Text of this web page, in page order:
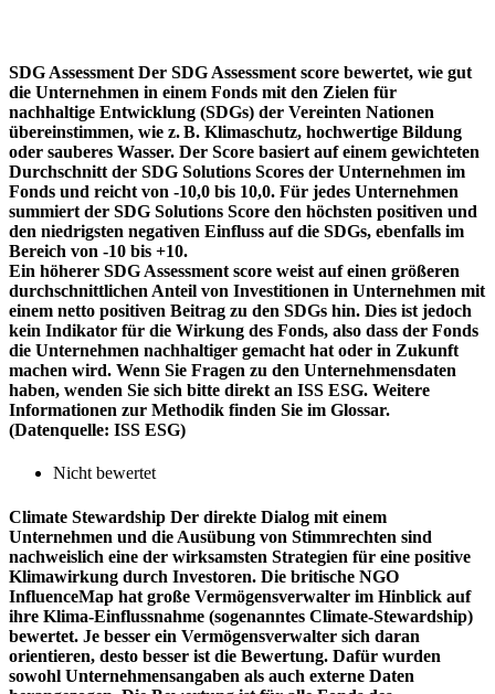
SDG Assessment Der SDG Assessment score bewertet, wie gut
die Unternehmen in einem Fonds mit den Zielen für
nachhaltige Entwicklung (SDGs) der Vereinten Nationen
übereinstimmen, wie z. B. Klimaschutz, hochwertige Bildung
oder sauberes Wasser. Der Score basiert auf einem gewichteten
Durchschnitt der SDG Solutions Scores der Unternehmen im
Fonds und reicht von -10,0 bis 10,0. Für jedes Unternehmen
summiert der SDG Solutions Score den höchsten positiven und
den niedrigsten negativen Einfluss auf die SDGs, ebenfalls im
Bereich von -10 bis +10.
Ein höherer SDG Assessment score weist auf einen größeren
durchschnittlichen Anteil von Investitionen in Unternehmen mit
einem netto positiven Beitrag zu den SDGs hin. Dies ist jedoch
kein Indikator für die Wirkung des Fonds, also dass der Fonds
die Unternehmen nachhaltiger gemacht hat oder in Zukunft
machen wird. Wenn Sie Fragen zu den Unternehmensdaten
haben, wenden Sie sich bitte direkt an ISS ESG. Weitere
Informationen zur Methodik finden Sie im Glossar.
(Datenquelle: ISS ESG)
Nicht bewertet
Climate Stewardship Der direkte Dialog mit einem
Unternehmen und die Ausübung von Stimmrechten sind
nachweislich eine der wirksamsten Strategien für eine positive
Klimawirkung durch Investoren. Die britische NGO
InfluenceMap hat große Vermögensverwalter im Hinblick auf
ihre Klima-Einflussnahme (sogenanntes Climate-Stewardship)
bewertet. Je besser ein Vermögensverwalter sich daran
orientieren, desto besser ist die Bewertung. Dafür wurden
sowohl Unternehmensangaben als auch externe Daten